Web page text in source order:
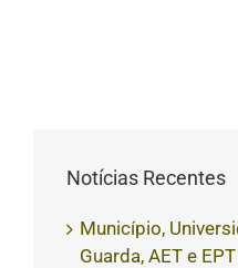
Notícias Recentes
Município,
Guarda, AET e